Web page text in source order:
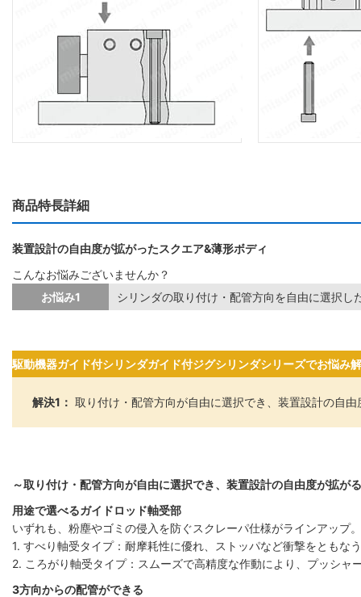
商品特長詳細
装置設計の自由度が拡がったスクエア&薄形ボディ
こんなお悩みございませんか？
お悩み1
シリンダの取り付け・配管方向を自由に選択し
駆動機器ガイド付シリンダガイド付ジグシリンダシリーズでお悩み
解決1： 取り付け・配管方向が自由に選択でき、装置設計の自由
～取り付け・配管方向が自由に選択でき、装置設計の自由度が拡が
用途で選べるガイドロッド軸受部
いずれも、粉塵やゴミの侵入を防ぐスクレーパ仕様がラインアップ。
1. すべり軸受タイプ：耐摩耗性に優れ、ストッパなど衝撃をともな
2. ころがり軸受タイプ：スムーズで高精度な作動により、プッシャ
3方向からの配管ができる